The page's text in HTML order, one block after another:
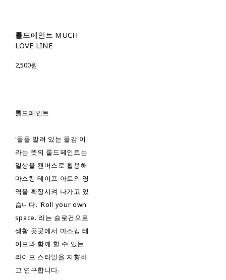
롤드페인트 MUCH
LOVE LINE
2,500원
롤드페인트
'돌돌 말려 있는 물감'이
라는 뜻의 롤드페인트는
일상을 캔버스로 활용해
마스킹 테이프 아트의 영
역을 확장시켜 나가고 있
습니다. 'Roll your own
space.'라는 슬로건으로
생활 곳곳에서 마스킹 테
이프와 함께 할 수 있는
라이프 스타일을 지향하
고 연구합니다.